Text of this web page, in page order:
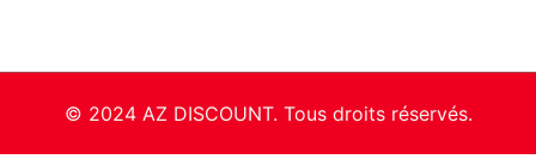
© 2024 AZ DISCOUNT. Tous droits réservés.